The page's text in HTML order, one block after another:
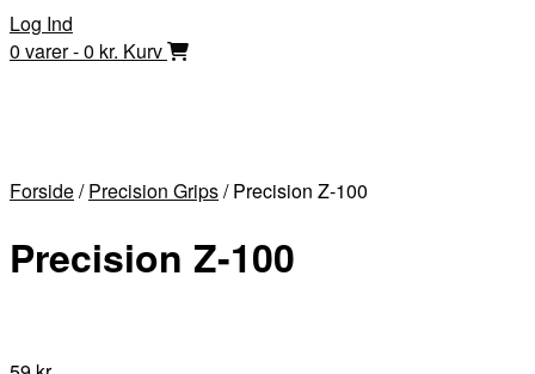
Skip
to
Log Ind
0 varer - 0 kr. Kurv
Forside/Precision Grips/ Precision Z-100
Precision Z-100